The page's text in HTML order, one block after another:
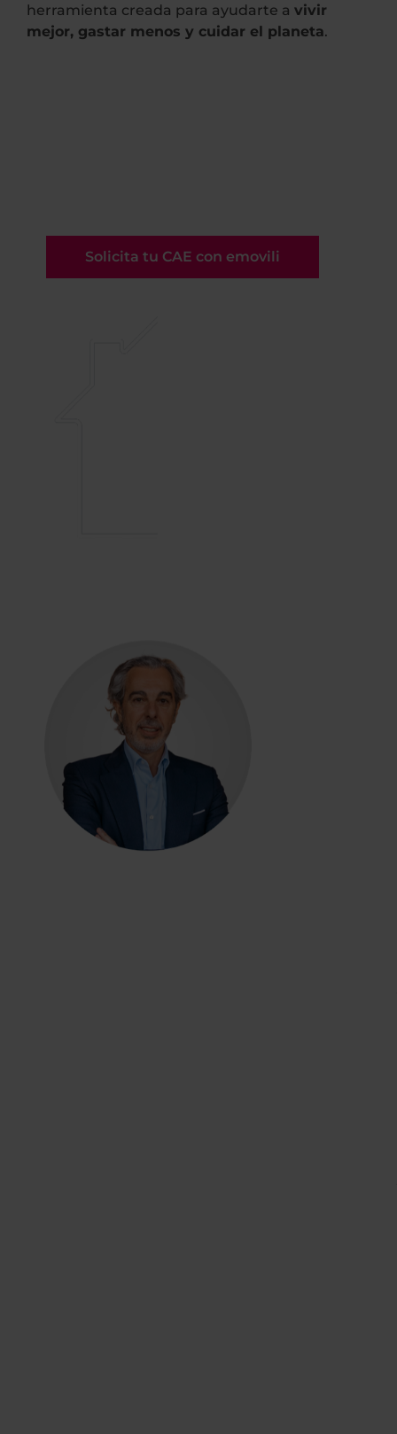
herramienta creada para ayudarte a vivir
mejor, gastar menos y cuidar el planeta.
Solicita tu CAE con emovili